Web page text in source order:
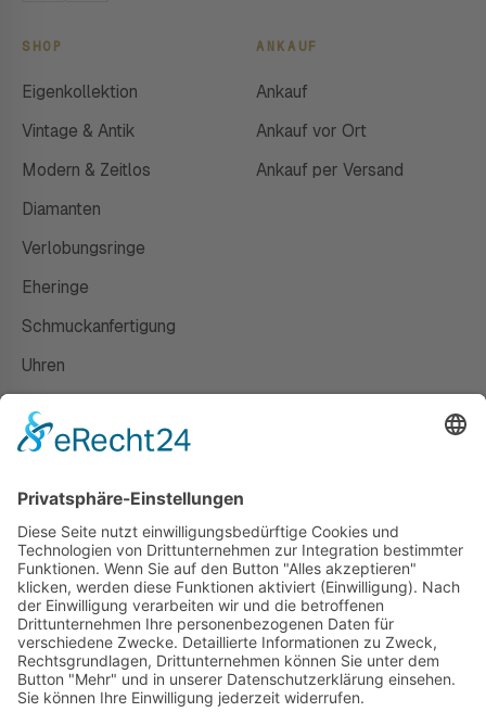
SHOP
Eigenkollektion
Vintage & Antik
Modern & Zeitlos
Diamanten
Verlobungsringe
Eheringe
Schmuckanfertigung
Uhren
ANKAUF
Ankauf
Ankauf vor Ort
Ankauf per Versand
Susanne Steiger
Geschäfte
Newsletter
Kontakt